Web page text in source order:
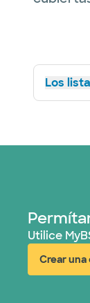
Los
Utilice
Crear una